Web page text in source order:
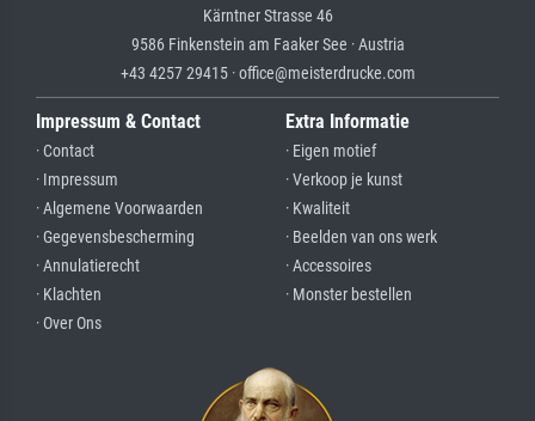
Kärntner Strasse 46
9586 Finkenstein am Faaker See · Austria
+43 4257 29415 · office@meisterdrucke.com
Impressum & Contact
· Contact
· Impressum
· Algemene Voorwaarden
· Gegevensbescherming
· Annulatierecht
· Klachten
· Over Ons
Extra Informatie
· Eigen motief
· Verkoop je kunst
· Kwaliteit
· Beelden van ons werk
· Accessoires
· Monster bestellen